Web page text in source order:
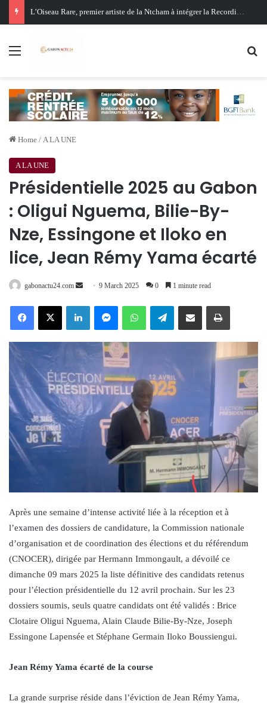
Oligui Nguema au Ghana : Libreville mise sur Accra pour renforcer sa stratégie diplomatique et économique
Menu
Home / A LA UNE
A LA UNE
Présidentielle 2025 au Gabon
: Oligui Nguema, Bilie-By-
Nze, Essingone et Iloko en
lice, Jean Rémy Yama écarté
gabonactu24.com
Send 9 March 2025 0 1 minute read
FacebookX LinkedInMessengerWhatsAppTelegramShare via Email Print
Après une semaine d’intense activité liée à la réception et à
l’examen des dossiers de candidature, la Commission nationale
d’organisation et de coordination des élections et du référendum
(CNOCER), dirigée par Hermann Immongault, a dévoilé ce
dimanche 09 mars 2025 la liste définitive des candidats retenus
pour l’élection présidentielle du 12 avril prochain. Sur les 23
dossiers soumis, seuls quatre candidats ont été validés : Brice
Clotaire Oligui Nguema, Alain Claude Bilie-By-Nze, Joseph
Essingone Lapensée et Stéphane Germain Iloko Boussiengui.
Jean Rémy Yama écarté de la course
La grande surprise réside dans l’éviction de Jean Rémy Yama,